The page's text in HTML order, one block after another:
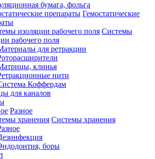
бумага, фольга
Гемостатические
Системы
рабочего поля
для ретракции
клинья
нити
Коффердам
для каналов
Разное
Системы хранения
боры